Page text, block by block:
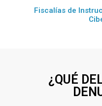
Fiscalías de
¿QUÉ